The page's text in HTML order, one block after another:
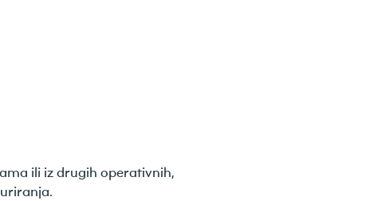
ili iz drugih operativnih,